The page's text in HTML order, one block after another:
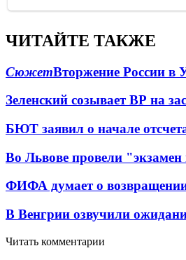
ЧИТАЙТЕ ТАКЖЕ
СюжетВторжение России в
Зеленский созывает ВР на
БЮТ заявил о начале
Во Львове провели
ФИФА думает о
В Венгрии озвучили
Читать комментарии